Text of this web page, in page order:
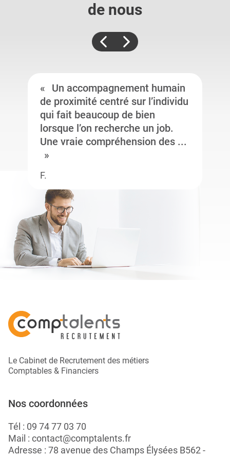
de nous
Un accompagnement humain
de proximité centré sur l’individu
qui fait beaucoup de bien
lorsque l’on recherche un job.
Une vraie compréhension des ...
F.
Le Cabinet de Recrutement des métiers
Comptables & Financiers
Nos coordonnées
Tél : 09 74 77 03 70
Mail : contact@comptalents.fr
Adresse : 78 avenue des Champs Élysées B562 -